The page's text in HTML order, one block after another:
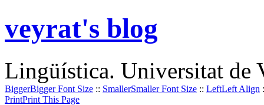
veyrat's blog
Lingüística. Universitat de
BiggerBigger Font Size :: SmallerSmaller Font Size :: LeftLeft Align
PrintPrint This Page